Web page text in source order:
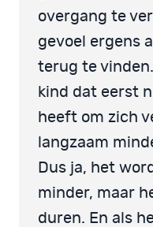
overgang te
gevoel ergens
terug te
kind dat eerst
heeft om zich
langzaam
Dus ja, het
minder, maar
duren. En als